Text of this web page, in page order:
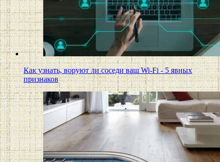
Как узнать, воруют ли соседи ваш Wi-Fi - 5 явных
признаков